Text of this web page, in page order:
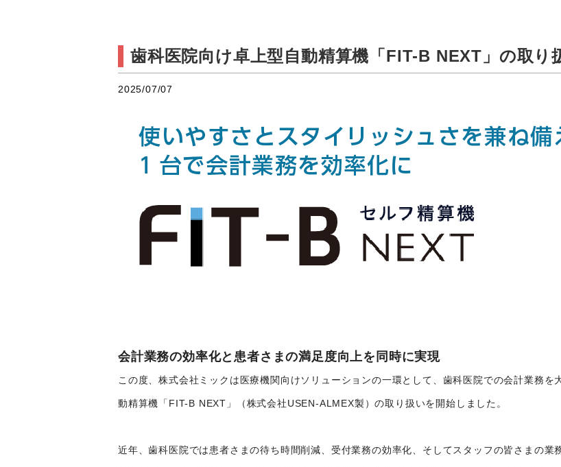
歯科医院向け卓上型自動精算機「FIT-B NEXT」の取り
2025/07/07
会計業務の効率化と患者さまの満足度向上を同時に実現
この度、株式会社ミックは医療機関向けソリューションの一環として、歯科医院での会計業務
動精算機「FIT-B NEXT」（株式会社USEN-ALMEX製）の取り扱いを開始しました。
近年、歯科医院では患者さまの待ち時間削減、受付業務の効率化、そしてスタッフの皆さまの